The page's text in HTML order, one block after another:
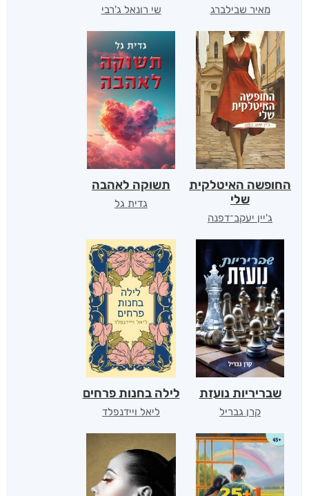
מאיר שבילברג שי רונאל ג'רבי
החופשה האיטלקית
שלי
ג'יין יעקב־דפנה
תשוקה לאהבה
גדית גל
שבריריות נועזת
קרן גבריל
לילה בחנות פרחים
ליאל ויידנפלד